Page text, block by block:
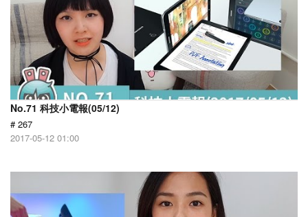
No.71 科技小電報(05/12)
# 267
2017-05-12 01:00